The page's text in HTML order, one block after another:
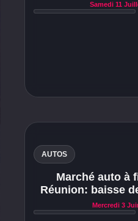
Samedi 11
AUTOS
Marché auto à
Réunion: baisse
Mercredi 3